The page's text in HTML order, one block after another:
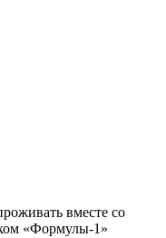
вместе со
«Формулы-1»